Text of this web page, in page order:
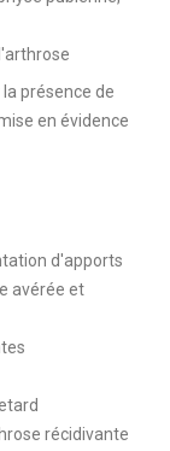
présence de
en évidence
d'apports
avérée et
récidivante